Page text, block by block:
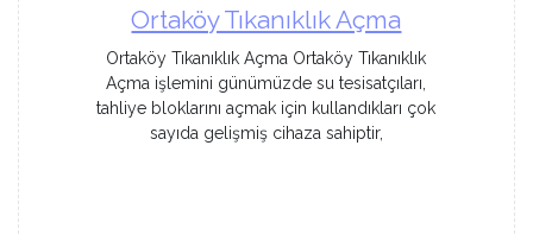
Ortaköy Tıkanıklık Açma
Ortaköy Tıkanıklık Açma Ortaköy Tıkanıklık
Açma işlemini günümüzde su tesisatçıları,
tahliye bloklarını açmak için kullandıkları çok
sayıda gelişmiş cihaza sahiptir,